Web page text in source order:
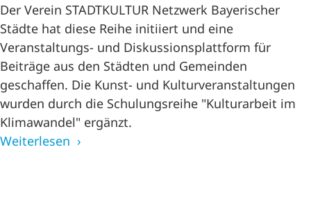
Der Verein STADTKULTUR Netzwerk Bayerischer
Städte hat diese Reihe initiiert und eine
Veranstaltungs- und Diskussionsplattform für
Beiträge aus den Städten und Gemeinden
geschaffen. Die Kunst- und Kulturveranstaltungen
wurden durch die Schulungsreihe "Kulturarbeit im
Klimawandel" ergänzt.
Weiterlesen